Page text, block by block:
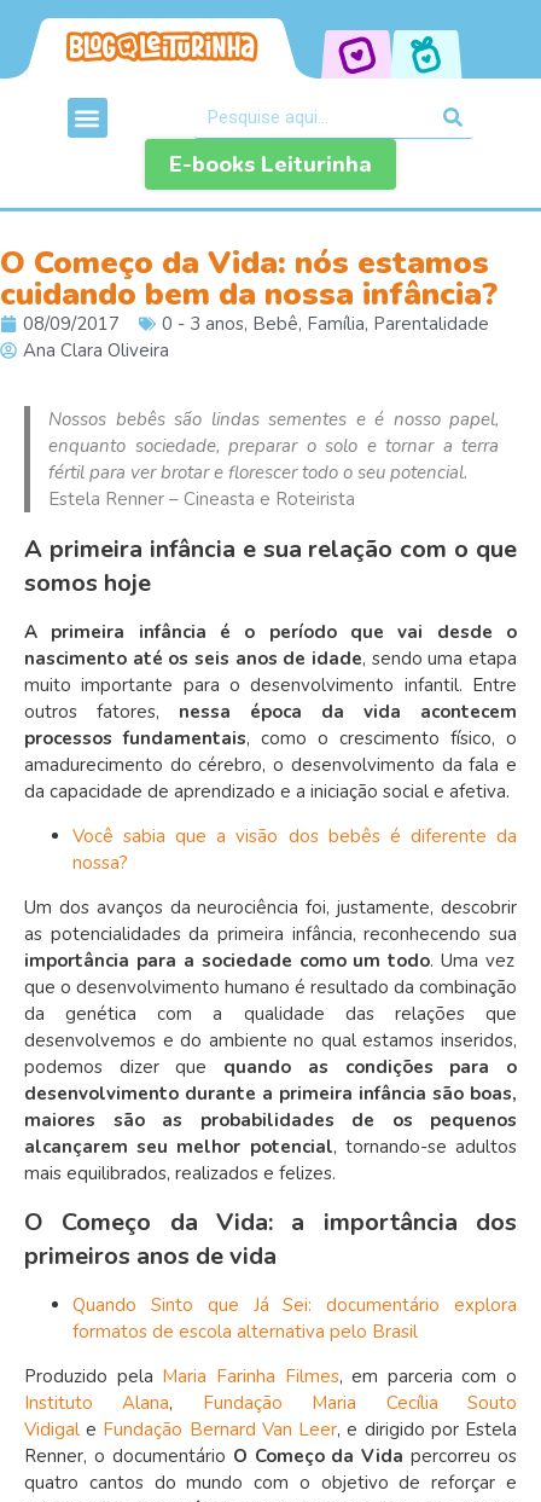
E-books Leiturinha
O Começo da Vida: nós estamos
cuidando bem da nossa infância?
08/09/2017 0 - 3 anos, Bebê, Família, Parentalidade
Ana Clara Oliveira
Nossos bebês são lindas sementes e é nosso papel,
enquanto sociedade, preparar o solo e tornar a terra
fértil para ver brotar e florescer todo o seu potencial.
Estela Renner – Cineasta e Roteirista
A primeira infância e sua relação com o que
somos hoje
A primeira infância é o período que vai desde o
nascimento até os seis anos de idade, sendo uma etapa
muito importante para o desenvolvimento infantil. Entre
outros fatores, nessa época da vida acontecem
processos fundamentais, como o crescimento físico, o
amadurecimento do cérebro, o desenvolvimento da fala e
da capacidade de aprendizado e a iniciação social e afetiva.
Você sabia que a visão dos bebês é diferente da
nossa?
Um dos avanços da neurociência foi, justamente, descobrir
as potencialidades da primeira infância, reconhecendo sua
importância para a sociedade como um todo. Uma vez
que o desenvolvimento humano é resultado da combinação
da genética com a qualidade das relações que
desenvolvemos e do ambiente no qual estamos inseridos,
podemos dizer que quando as condições para o
desenvolvimento durante a primeira infância são boas,
maiores são as probabilidades de os pequenos
alcançarem seu melhor potencial, tornando-se adultos
mais equilibrados, realizados e felizes.
O Começo da Vida: a importância dos
primeiros anos de vida
Quando Sinto que Já Sei: documentário explora
formatos de escola alternativa pelo Brasil
Produzido pela Maria Farinha Filmes, em parceria com o
Instituto Alana, Fundação Maria Cecília Souto
Vidigal e Fundação Bernard Van Leer, e dirigido por Estela
Renner, o documentário O Começo da Vidapercorreu os
quatro cantos do mundo com o objetivo de reforçar e